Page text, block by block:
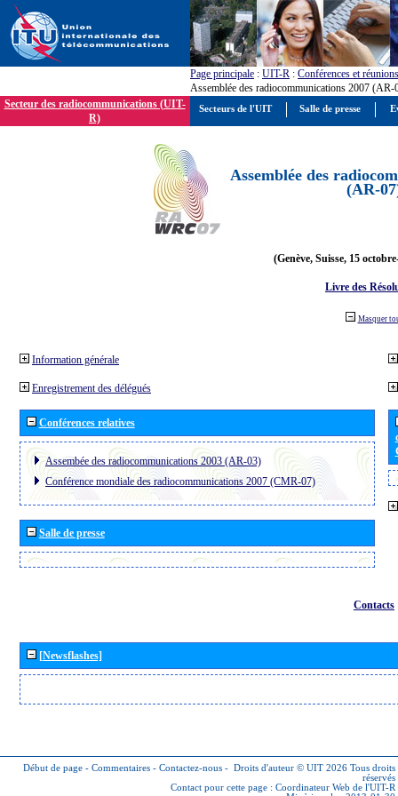
Page principale : UIT-R : Conférences et réunions
Assemblée des radiocommunications 2007 (AR-
Secteur des radiocommunications (UIT-
R)
Assemblée des
(AR-
(Genève, Suisse, 15
Livre des
Masquer
Information générale
Enregistrement des délégués
Conférences relatives
Assembée des radiocommunications 2003 (AR-03)
Conférence mondiale des radiocommunications 2007 (CMR-07)
Salle de presse
Contacts
[Newsflashes]
Début de page - Commentaires - Contactez-nous - Droits d'auteur © UIT 2026 Tous droits
réservés
Contact pour cette page : Coordinateur Web de l'UIT-R
Secteurs de l'UIT Salle de presse